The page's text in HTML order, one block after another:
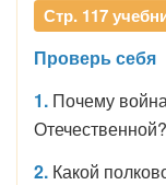
Стр. 117
Проверь себя
1. Почему
Отечественной?
2. Какой